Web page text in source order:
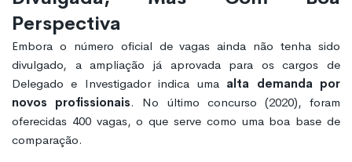
Perspectiva
Embora o número oficial de vagas ainda não tenha sido
divulgado, a ampliação já aprovada para os cargos de
Delegado e Investigador indica uma alta demanda por
novos profissionais. No último concurso (2020), foram
oferecidas 400 vagas, o que serve como uma boa base de
comparação.